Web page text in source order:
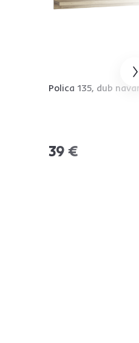
Polica 135, dub
39 €